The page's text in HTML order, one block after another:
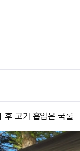
후 고기 흡입은 국룰